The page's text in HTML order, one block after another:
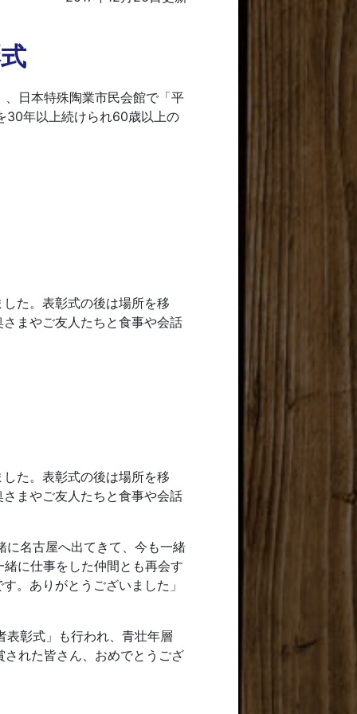
日本特殊陶業市民会館で「平
30年以上続けられ60歳以上の
た。表彰式の後は場所を移
まやご友人たちと食事や会話
た。表彰式の後は場所を移
まやご友人たちと食事や会話
名古屋へ出てきて、今も一緒
に仕事をした仲間とも再会す
。ありがとうございました」
彰式」も行われ、青壮年層
れた皆さん、おめでとうござ